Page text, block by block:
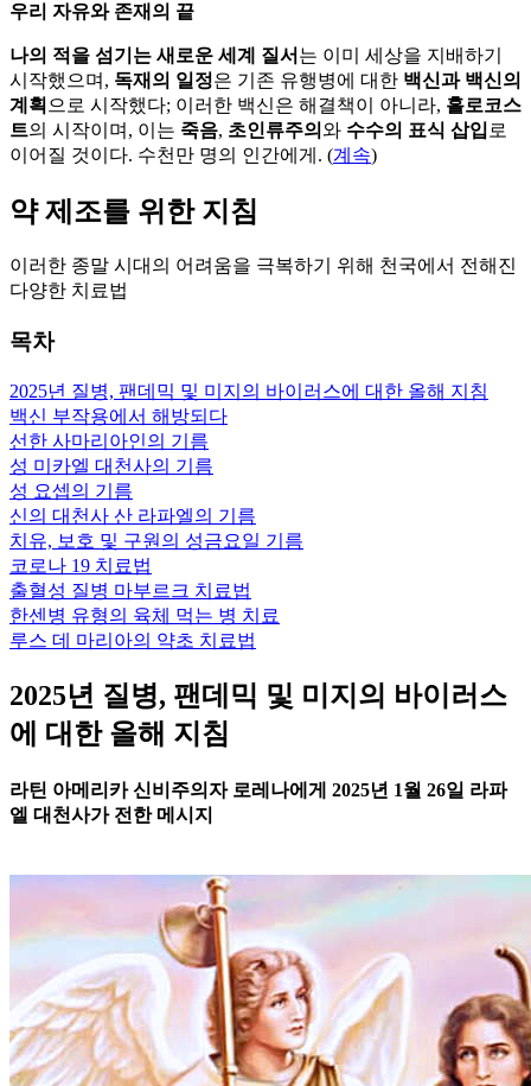
우리 자유와 존재의 끝
나의 적을 섬기는 새로운 세계 질서 는 이미 세상을 지배하기
시작했으며, 독재의 일정은 기존 유행병에 대한 백신과 백신의
계획 으로 시작했다; 이러한 백신은 해결책이 아니라, 홀로코스
트의 시작이며, 이는 죽음, 초인류주의 와 수수의 표식 삽입 로
이어질 것이다. 수천만 명의 인간에게. (계속)
약 제조를 위한 지침
이러한 종말 시대의 어려움을 극복하기 위해 천국에서 전해진
다양한 치료법
목차
2025년 질병, 팬데믹 및 미지의 바이러스에 대한 올해 지침
백신 부작용에서 해방되다
선한 사마리아인의 기름
성 미카엘 대천사의 기름
성 요셉의 기름
신의 대천사 산 라파엘의 기름
치유, 보호 및 구원의 성금요일 기름
코로나 19 치료법
출혈성 질병 마부르크 치료법
한센병 유형의 육체 먹는 병 치료
루스 데 마리아의 약초 치료법
2025년 질병, 팬데믹 및 미지의 바이러스
에 대한 올해 지침
라틴 아메리카 신비주의자 로레나에게 2025년 1월 26일 라파
엘 대천사가 전한 메시지